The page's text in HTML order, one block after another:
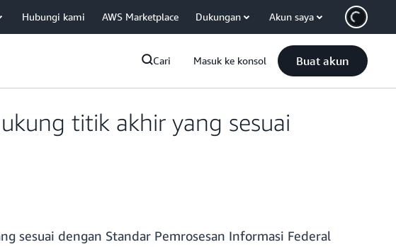
Hubungi kami AWS Marketplace Dukungan Akun saya
Cari Masuk ke konsol Buat akun
titik akhir yang sesuai
sesuai dengan Standar Pemrosesan Informasi Federal